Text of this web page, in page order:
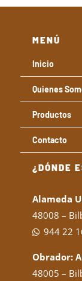
MENÚ
Inicio
Quienes
Productos
Contacto
¿DÓNDE
Alameda
48008 –
944 22
Obrador:
48005 –